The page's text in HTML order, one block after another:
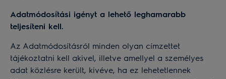
Adatmódosítási igényt a lehető leghamarabb
teljesíteni kell.
Az Adatmódosításról minden olyan címzettet
tájékoztatni kell akivel, illetve amellyel a személyes
adat közlésre került, kivéve, ha ez lehetetlennek